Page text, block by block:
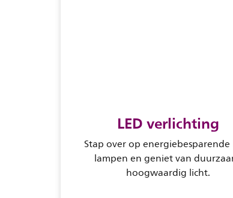
LED verlichting
Stap over op energiebesparende
lampen en geniet van
hoogwaardig licht.